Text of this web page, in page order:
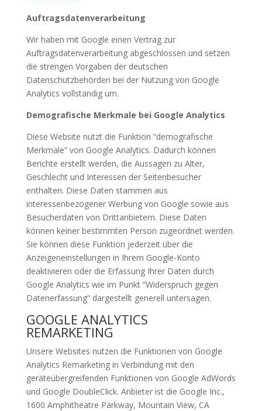
Auftragsdatenverarbeitung
Wir haben mit Google einen Vertrag zur
Auftragsdatenverarbeitung abgeschlossen und setzen
die strengen Vorgaben der deutschen
Datenschutzbehörden bei der Nutzung von Google
Analytics vollständig um.
Demografische Merkmale bei Google Analytics
Diese Website nutzt die Funktion “demografische
Merkmale” von Google Analytics. Dadurch können
Berichte erstellt werden, die Aussagen zu Alter,
Geschlecht und Interessen der Seitenbesucher
enthalten. Diese Daten stammen aus
interessenbezogener Werbung von Google sowie aus
Besucherdaten von Drittanbietern. Diese Daten
können keiner bestimmten Person zugeordnet werden.
Sie können diese Funktion jederzeit über die
Anzeigeneinstellungen in Ihrem Google-Konto
deaktivieren oder die Erfassung Ihrer Daten durch
Google Analytics wie im Punkt “Widerspruch gegen
Datenerfassung” dargestellt generell untersagen.
GOOGLE ANALYTICS
REMARKETING
Unsere Websites nutzen die Funktionen von Google
Analytics Remarketing in Verbindung mit den
geräteübergreifenden Funktionen von Google AdWords
und Google DoubleClick. Anbieter ist die Google Inc.,
1600 Amphitheatre Parkway, Mountain View, CA